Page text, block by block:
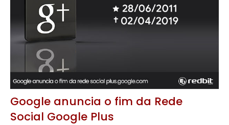
Google anuncia o fim da Rede
Social Google Plus